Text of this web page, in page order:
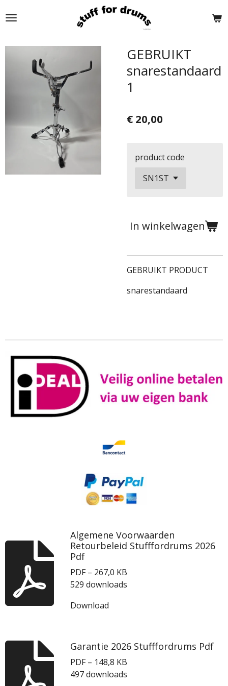
direct
de
hoofdinhoud
GEBRUIKT
snarestandaard
1
€ 20,00
product code
In winkelwagen
GEBRUIKT PRODUCT
snarestandaard
Algemene Voorwaarden
Retourbeleid Stufffordrums 2026
Pdf
PDF – 267,0 KB
529 downloads
Download
Garantie 2026 Stufffordrums Pdf
PDF – 148,8 KB
497 downloads